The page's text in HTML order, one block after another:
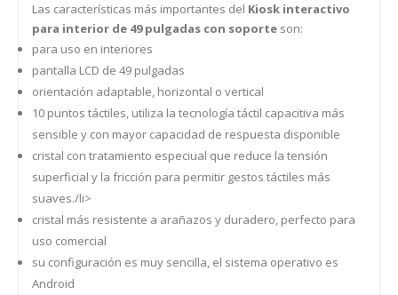
Las características más importantes del Kiosk interactivo
para interior de 49 pulgadas con soporte son:
para uso en interiores
pantalla LCD de 49 pulgadas
orientación adaptable, horizontal o vertical
10 puntos táctiles, utiliza la tecnología táctil capacitiva más
sensible y con mayor capacidad de respuesta disponible
cristal con tratamiento especiual que reduce la tensión
superficial y la fricción para permitir gestos táctiles más
suaves./li>
cristal más resistente a arañazos y duradero, perfecto para
uso comercial
su configuración es muy sencilla, el sistema operativo es
Android